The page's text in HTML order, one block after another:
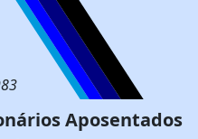
Aposentados